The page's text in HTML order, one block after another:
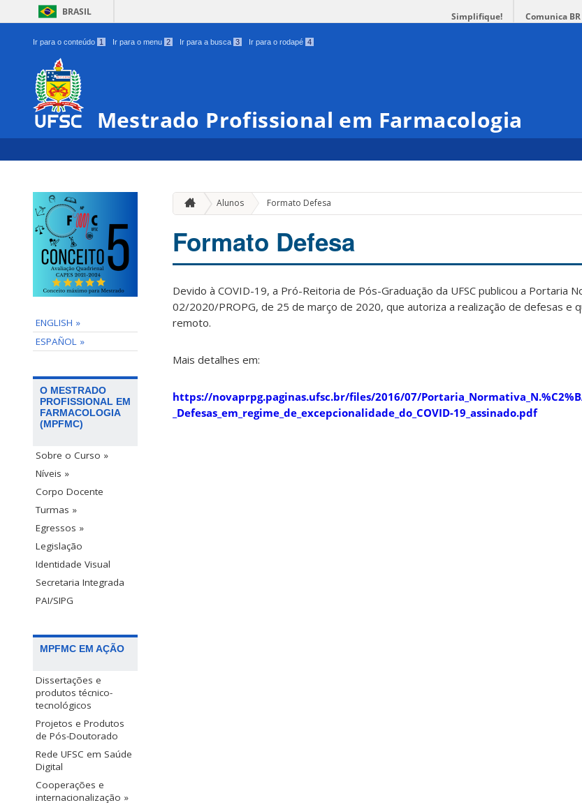
BRASIL Simplifique! Comunica BR
Ir para o conteúdo 1 Ir para o menu 2 Ir para a busca 3 Ir para o rodapé 4
Mestrado Profissional em Farmacologia
ENGLISH »
ESPAÑOL »
O MESTRADO
PROFISSIONAL EM
FARMACOLOGIA
(MPFMC)
Sobre o Curso »
Níveis »
Corpo Docente
Turmas »
Egressos »
Legislação
Identidade Visual
Secretaria Integrada
PAI/SIPG
MPFMC EM AÇÃO
Dissertações e
produtos técnico-
tecnológicos
Projetos e Produtos
de Pós-Doutorado
Rede UFSC em Saúde
Digital
Cooperações e
internacionalização »
Alunos Formato Defesa
Formato Defesa
Devido à COVID-19, a Pró-Reitoria de Pós-Graduação da UFSC publicou a Portaria
02/2020/PROPG, de 25 de março de 2020, que autoriza a realização de defesas e
remoto.
Mais detalhes em:
https://novaprpg.paginas.ufsc.br/files/2016/07/
_Defesas_em_regime_de_excepcionalidade_do_COVID-19_assinado.pdf